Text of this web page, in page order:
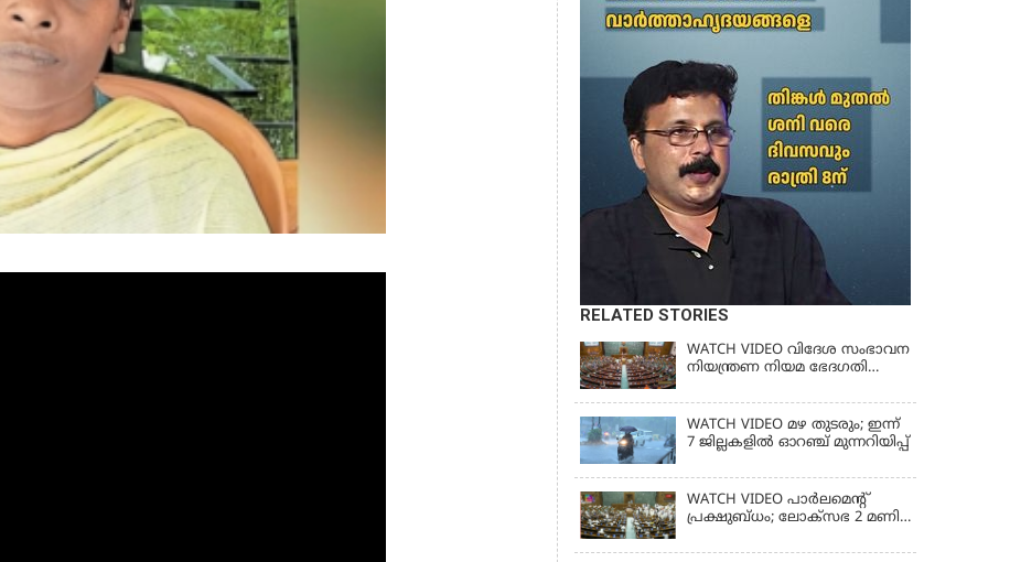
RELATED STORIES
WATCH VIDEO വിദേശ സംഭാവന
നിയന്ത്രണ നിയമ ഭേദഗതി
കേന്ദ്ര സര്‍ക്കാര്‍
WATCH VIDEO മഴ തുടരും; ഇന്ന്
7 ജില്ലകളിൽ ഓറഞ്ച് മുന്നറിയിപ്പ്
WATCH VIDEO പാർലമെൻ്റ്
പ്രക്ഷുബ്ധം; ലോക്സഭ 2 മണി